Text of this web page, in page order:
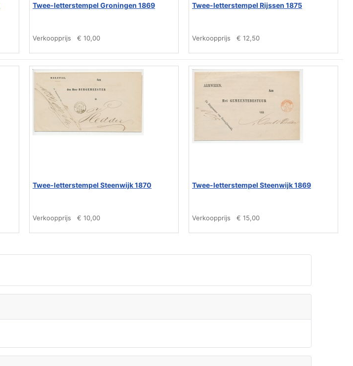
Twee-letterstempel Groningen 1869
Verkoopprijs € 10,00
Twee-letterstempel Rijssen 1875
Verkoopprijs € 12,50
Twee-letterstempel Steenwijk 1870
Verkoopprijs € 10,00
Twee-letterstempel Steenwijk 1869
Verkoopprijs € 15,00